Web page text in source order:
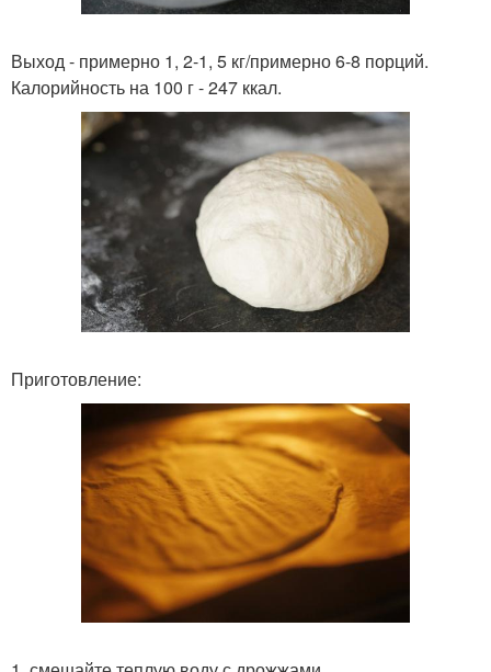
Выход - примерно 1, 2-1, 5 кг/примерно 6-8 порций.
Калорийность на 100 г - 247 ккал.
Приготовление: